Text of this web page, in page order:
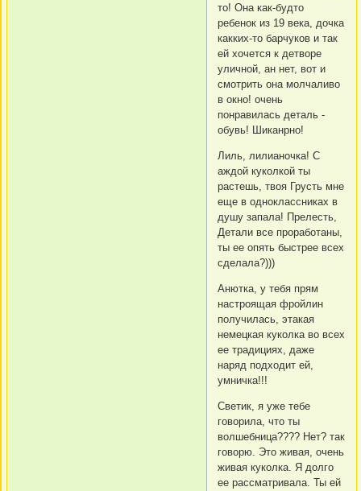
то! Она как-будто
ребенок из 19 века, дочка
какких-то барчуков и так
ей хочется к детворе
уличной, ан нет, вот и
смотрить она молчаливо
в окно! очень
понравилась деталь -
обувь! Шиканрно!
Лиль, лилианочка! С
аждой куколкой ты
растешь, твоя Грусть мне
еще в одноклассниках в
душу запала! Прелесть,
Детали все проработаны,
ты ее опять быстрее всех
сделала?)))
Анютка, у тебя прям
настроящая фройлин
получилась, этакая
немецкая куколка во всех
ее традициях, даже
наряд подходит ей,
умничка!!!
Светик, я уже тебе
говорила, что ты
волшебница???? Нет? так
говорю. Это живая, очень
живая куколка. Я долго
ее рассматривала. Ты ей